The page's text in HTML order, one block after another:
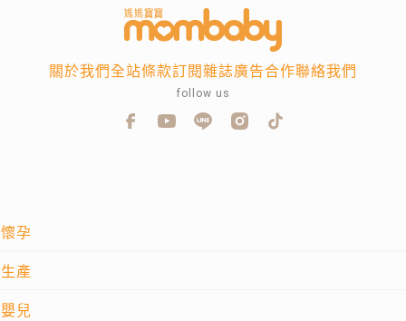
懷孕
生產
嬰兒
關於我們全站條款訂閱雜誌廣告合作聯絡我們
follow us